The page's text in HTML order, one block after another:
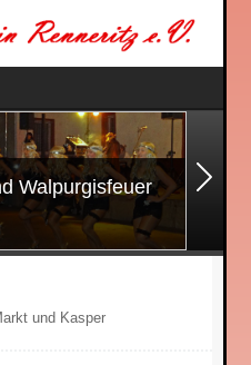
Walpurgisfeuer
und Kasper